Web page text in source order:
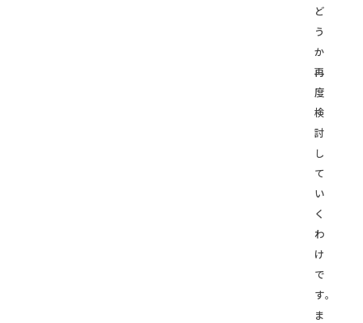
ど
う
か
再
度
検
討
し
て
い
く
わ
け
で
す。
ま